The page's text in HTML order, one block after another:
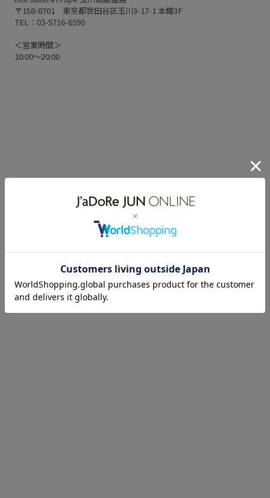
〒158-8701 東京都世田谷区玉川3-17-1 本館3F
TEL：03-5716-6590
＜営業時間＞
10:00～20:00